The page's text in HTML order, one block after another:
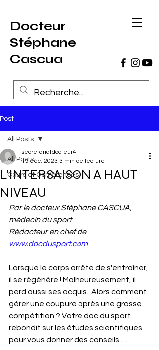
Docteur
Stéphane
Cascua
Post
All Posts
Cours et Conférences
All Posts
L’INTERSAISON A HAUT
NIVEAU
secretariatdocteur4
19 déc. 2023 3 min de lecture
Par le docteur Stéphane CASCUA,
médecin du sport
Rédacteur en chef de
www.docdusport.com
Lorsque le corps arrête de s'entraîner,
il se régénère ! Malheureusement, il
perd aussi ses acquis.  Alors comment
gérer une coupure après une grosse
compétition ? Votre doc du sport
rebondit sur les études scientifiques
pour vous donner des conseils …